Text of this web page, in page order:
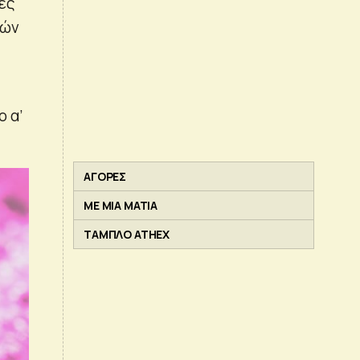
α’
ΑΓΟΡΕΣ
ΜΕ ΜΙΑ ΜΑΤΙΑ
ΤΑΜΠΛΟ ATHEX